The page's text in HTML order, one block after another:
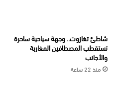
شاطئ تغازوت.. وجهة سياحية ساحرة
تستقطب المصطافين المغاربة
والأجانب
منذ 22 ساعة